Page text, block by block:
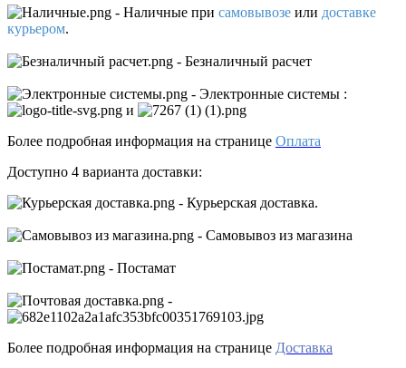
- Наличные при самовывозе или доставке
курьером.
- Безналичный расчет
- Электронные системы :
и
Более подробная информация на странице Оплата
Доступно 4 варианта доставки:
- Курьерская доставка.
- Самовывоз из магазина
- Постамат
-
Более подробная информация на странице Доставка